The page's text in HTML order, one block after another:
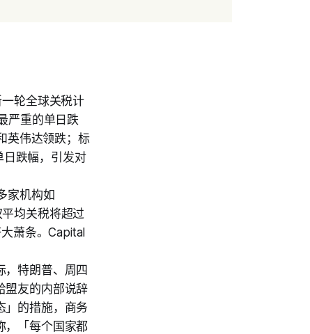
轮全球关税计
严重的单日跌
英伟达领跌；标
跌幅，引发对
家机构如
均关税将超过
萧条。Capital
，特朗普、周四
盟友的内部说辞
」的措施，商务
，「每个国家都